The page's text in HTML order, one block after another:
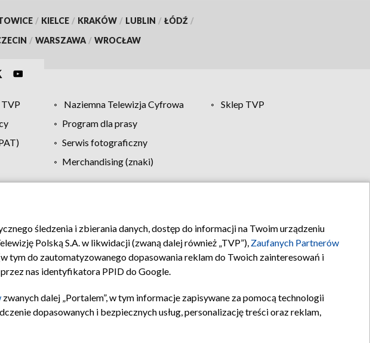
/ KIELCE / KRAKÓW / LUBLIN / ŁÓDŹ /
/ WARSZAWA / WROCŁAW
Naziemna Telewizja Cyfrowa
Sklep TVP
Program dla prasy
Serwis fotograficzny
Merchandising (znaki)
Pomoc Biuro reklamy Kontakt
śledzenia i zbierania danych, dostęp do informacji na Twoim urządzeniu
Polską S.A. w likwidacji (zwaną dalej również „TVP”), Zaufanych Partnerów
tym do zautomatyzowanego dopasowania reklam do Twoich zainteresowań i
nas identyfikatora PPID do Google.
zwanych dalej „Portalem”, w tym informacje zapisywane za pomocą technologii
dopasowanych i bezpiecznych usług, personalizację treści oraz reklam,